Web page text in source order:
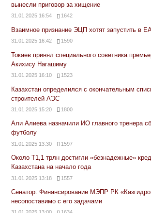
вынесли приговор за хищение
31.01.2025 16:54 1642
Взаимное признание ЭЦП хотят запустить в
31.01.2025 16:42 1590
Токаев принял специального советника
Акихису Нагашиму
31.01.2025 16:10 1523
Казахстан определился с окончательным
строителей АЭС
31.01.2025 15:20 1800
Али Алиева назначили ИО главного тренера
футболу
31.01.2025 13:30 1597
Около Т1,1 трлн достигли «безнадежные»
Казахстана на начало года
31.01.2025 13:18 1557
Сенатор: Финансирование МЭПР РК
несопоставимо с его задачами